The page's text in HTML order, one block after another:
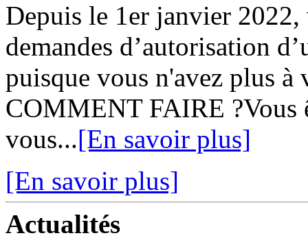
Depuis le 1er janvier
demandes d’autorisation
puisque vous n'avez plus à
COMMENT FAIRE ?Vous
vous...[En savoir plus]
[En savoir plus]
Actualités